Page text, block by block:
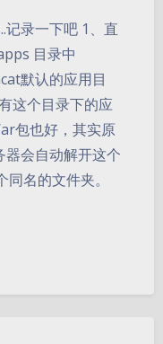
记录一下吧 1、直
目录中
默认的应用目
这个目录下的应
包也好，其实原
会自动解开这个
名的文件夹。